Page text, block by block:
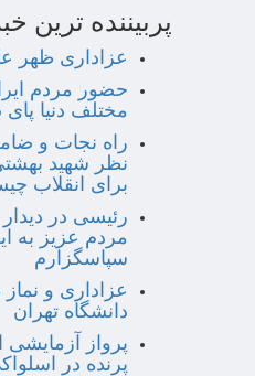
پربیننده ترین
عزاداری ظهر
حضور مردم
مختلف دنیا
راه نجات و
نظر شهید
برای انقلاب
رئیسی در دیدار
مردم عزیز به
سپاسگزارم
عزاداری و
دانشگاه تهران
پرواز آزمایشی
پرنده در